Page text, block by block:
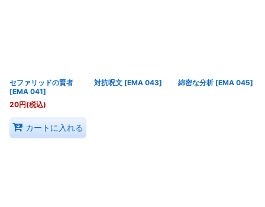
セファリッドの賢者
[EMA 041]
20円(税込)
カートに入れる
対抗呪文 [EMA 043] 綿密な分析 [EMA 045]